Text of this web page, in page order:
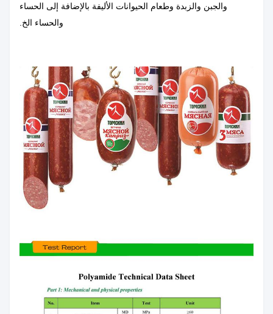
والجبن والزبدة وطعام الحيوانات الأليفة بالإضافة إلى الحساء
والحساء الخ.